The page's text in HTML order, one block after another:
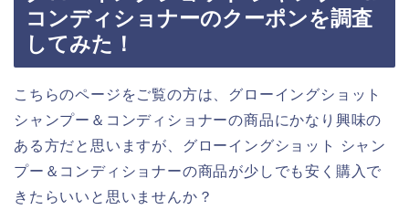
コンディショナーのクーポンを調査
してみた！
こちらのページをご覧の方は、グローイングショット
シャンプー＆コンディショナーの商品にかなり興味の
ある方だと思いますが、グローイングショット シャン
プー＆コンディショナーの商品が少しでも安く購入で
きたらいいと思いませんか？